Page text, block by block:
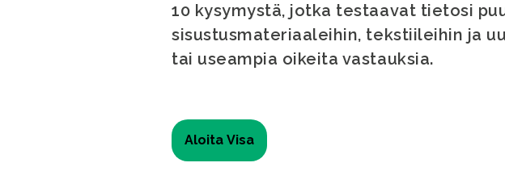
10 kysymystä, jotka testaavat tietosi
sisustusmateriaaleihin, tekstiileihin ja
tai useampia oikeita vastauksia.​